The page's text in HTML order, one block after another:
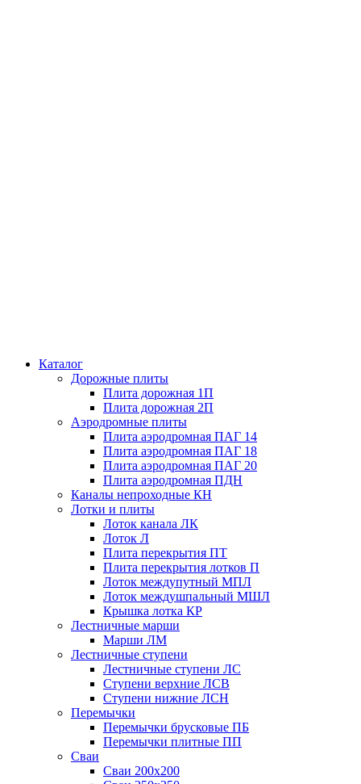
Каталог
Дорожные плиты
Плита дорожная 1П
Плита дорожная 2П
Аэродромные плиты
Плита аэродромная ПАГ 14
Плита аэродромная ПАГ 18
Плита аэродромная ПАГ 20
Плита аэродромная ПДН
Каналы непроходные КН
Лотки и плиты
Лоток канала ЛК
Лоток Л
Плита перекрытия ПТ
Плита перекрытия лотков П
Лоток междупутный МПЛ
Лоток междушпальный МШЛ
Крышка лотка КР
Лестничные марши
Марши ЛМ
Лестничные ступени
Лестничные ступени ЛС
Ступени верхние ЛСВ
Ступени нижние ЛСН
Перемычки
Перемычки брусковые ПБ
Перемычки плитные ПП
Сваи
Сваи 200х200